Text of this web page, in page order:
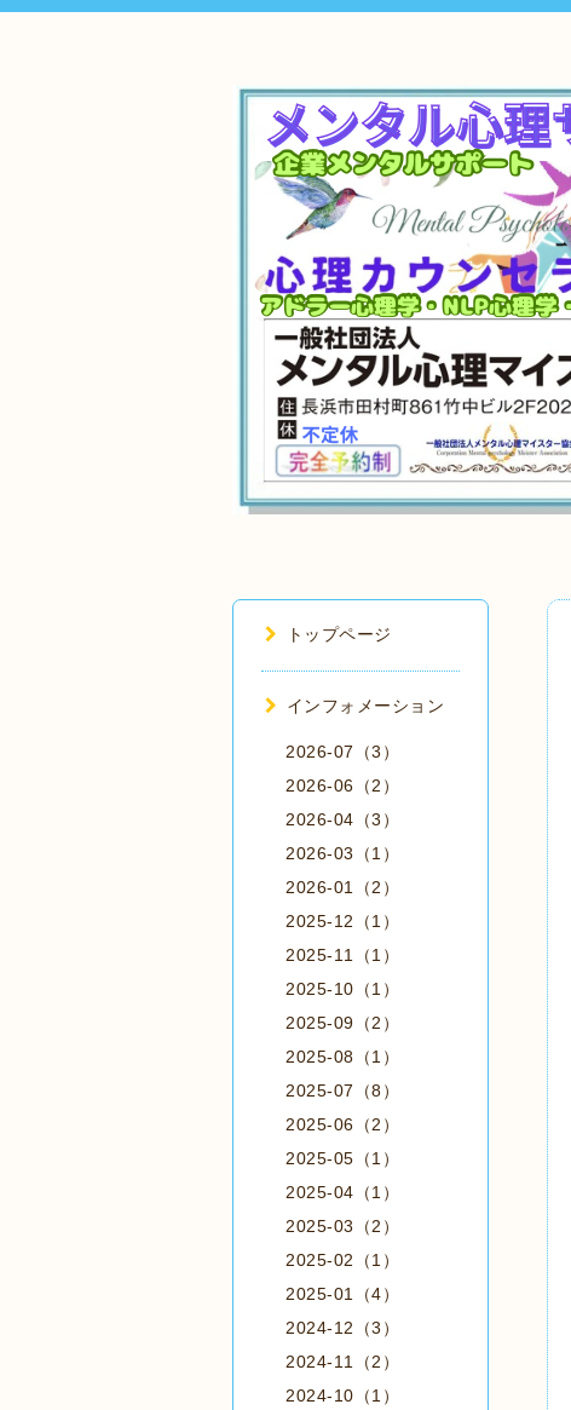
トップページ
インフォメーション
2026-07（3）
2026-06（2）
2026-04（3）
2026-03（1）
2026-01（2）
2025-12（1）
2025-11（1）
2025-10（1）
2025-09（2）
2025-08（1）
2025-07（8）
2025-06（2）
2025-05（1）
2025-04（1）
2025-03（2）
2025-02（1）
2025-01（4）
2024-12（3）
2024-11（2）
2024-10（1）